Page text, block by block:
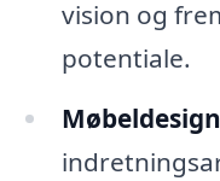
vision og
potentiale.